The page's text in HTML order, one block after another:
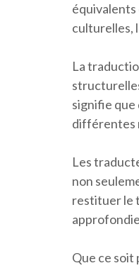
équivalents
culturelles,
La
signifie que
différentes
Les
non
restituer le
Que ce soit